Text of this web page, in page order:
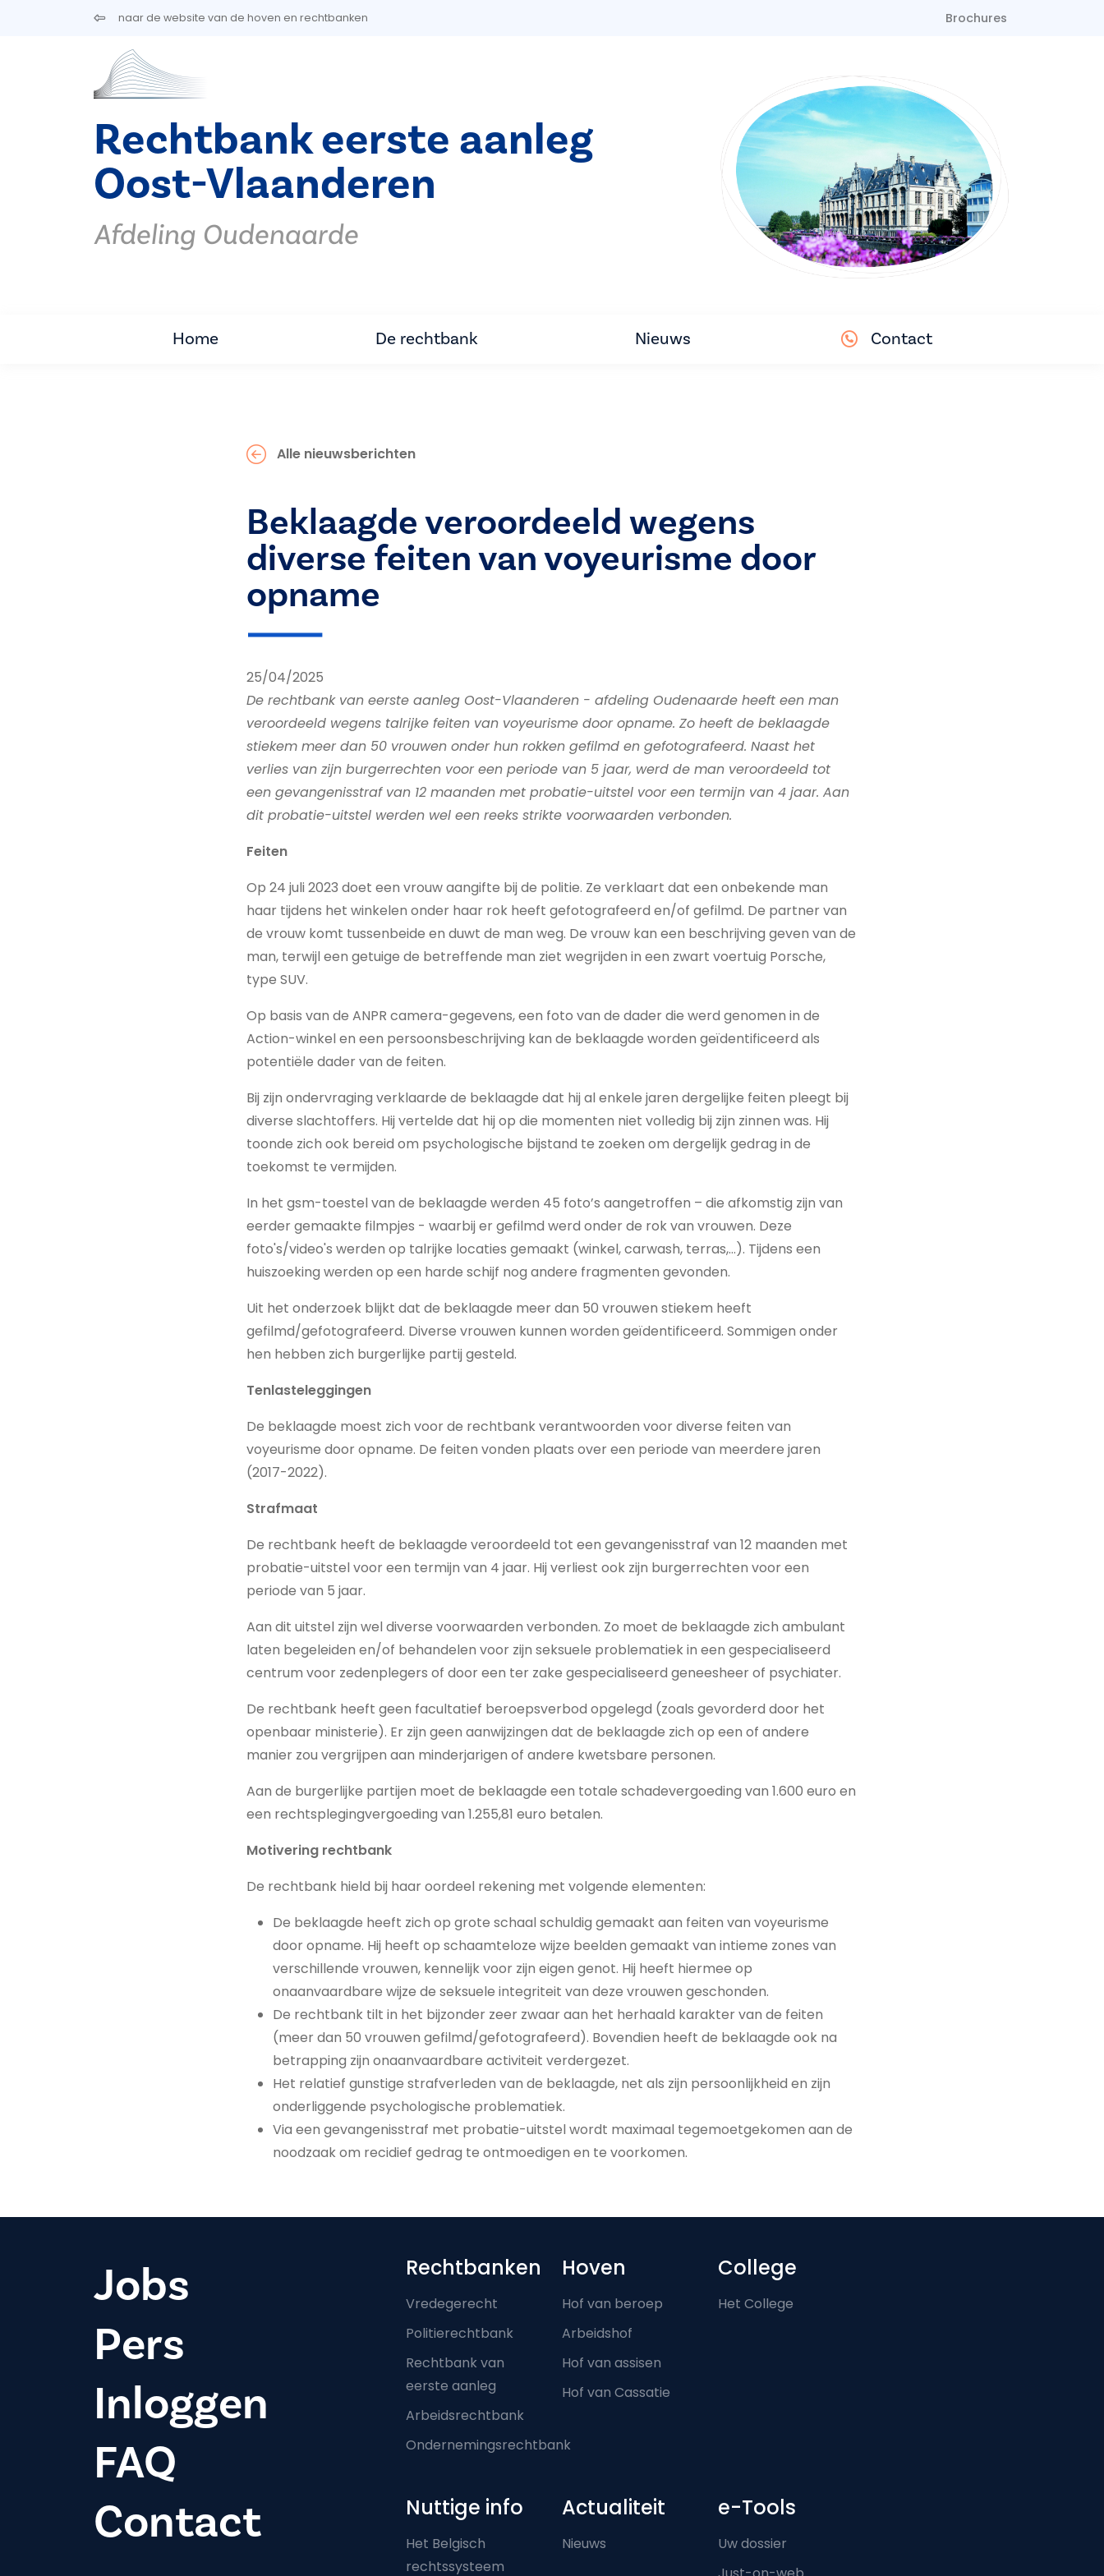
Overslaan en naar de inhoud gaannaar de website van de hoven en rechtbanken Brochures
Rechtbank eerste aanleg
Oost-Vlaanderen
Afdeling Oudenaarde
Home De rechtbank Nieuws Contact
Alle nieuwsberichten
Beklaagde veroordeeld wegens
diverse feiten van voyeurisme door
opname
25/04/2025
De rechtbank van eerste aanleg Oost-Vlaanderen - afdeling Oudenaarde heeft een man
veroordeeld wegens talrijke feiten van voyeurisme door opname. Zo heeft de beklaagde
stiekem meer dan 50 vrouwen onder hun rokken gefilmd en gefotografeerd. Naast het
verlies van zijn burgerrechten voor een periode van 5 jaar, werd de man veroordeeld tot
een gevangenisstraf van 12 maanden met probatie-uitstel voor een termijn van 4 jaar. Aan
dit probatie-uitstel werden wel een reeks strikte voorwaarden verbonden.
Feiten
Op 24 juli 2023 doet een vrouw aangifte bij de politie. Ze verklaart dat een onbekende man
haar tijdens het winkelen onder haar rok heeft gefotografeerd en/of gefilmd. De partner van
de vrouw komt tussenbeide en duwt de man weg. De vrouw kan een beschrijving geven van de
man, terwijl een getuige de betreffende man ziet wegrijden in een zwart voertuig Porsche,
type SUV.
Op basis van de ANPR camera-gegevens, een foto van de dader die werd genomen in de
Action-winkel en een persoonsbeschrijving kan de beklaagde worden geïdentificeerd als
potentiële dader van de feiten.
Bij zijn ondervraging verklaarde de beklaagde dat hij al enkele jaren dergelijke feiten pleegt bij
diverse slachtoffers. Hij vertelde dat hij op die momenten niet volledig bij zijn zinnen was. Hij
toonde zich ook bereid om psychologische bijstand te zoeken om dergelijk gedrag in de
toekomst te vermijden.
In het gsm-toestel van de beklaagde werden 45 foto’s aangetroffen – die afkomstig zijn van
eerder gemaakte filmpjes - waarbij er gefilmd werd onder de rok van vrouwen. Deze
foto's/video's werden op talrijke locaties gemaakt (winkel, carwash, terras,…). Tijdens een
huiszoeking werden op een harde schijf nog andere fragmenten gevonden.
Uit het onderzoek blijkt dat de beklaagde meer dan 50 vrouwen stiekem heeft
gefilmd/gefotografeerd. Diverse vrouwen kunnen worden geïdentificeerd. Sommigen onder
hen hebben zich burgerlijke partij gesteld.
Tenlasteleggingen
De beklaagde moest zich voor de rechtbank verantwoorden voor diverse feiten van
voyeurisme door opname. De feiten vonden plaats over een periode van meerdere jaren
(2017-2022).
Strafmaat
De rechtbank heeft de beklaagde veroordeeld tot een gevangenisstraf van 12 maanden met
probatie-uitstel voor een termijn van 4 jaar. Hij verliest ook zijn burgerrechten voor een
periode van 5 jaar.
Aan dit uitstel zijn wel diverse voorwaarden verbonden. Zo moet de beklaagde zich ambulant
laten begeleiden en/of behandelen voor zijn seksuele problematiek in een gespecialiseerd
centrum voor zedenplegers of door een ter zake gespecialiseerd geneesheer of psychiater.
De rechtbank heeft geen facultatief beroepsverbod opgelegd (zoals gevorderd door het
openbaar ministerie). Er zijn geen aanwijzingen dat de beklaagde zich op een of andere
manier zou vergrijpen aan minderjarigen of andere kwetsbare personen.
Aan de burgerlijke partijen moet de beklaagde een totale schadevergoeding van 1.600 euro en
een rechtsplegingvergoeding van 1.255,81 euro betalen.
Motivering rechtbank
De rechtbank hield bij haar oordeel rekening met volgende elementen:
De beklaagde heeft zich op grote schaal schuldig gemaakt aan feiten van voyeurisme
door opname. Hij heeft op schaamteloze wijze beelden gemaakt van intieme zones van
verschillende vrouwen, kennelijk voor zijn eigen genot. Hij heeft hiermee op
onaanvaardbare wijze de seksuele integriteit van deze vrouwen geschonden.
De rechtbank tilt in het bijzonder zeer zwaar aan het herhaald karakter van de feiten
(meer dan 50 vrouwen gefilmd/gefotografeerd). Bovendien heeft de beklaagde ook na
betrapping zijn onaanvaardbare activiteit verdergezet.
Het relatief gunstige strafverleden van de beklaagde, net als zijn persoonlijkheid en zijn
onderliggende psychologische problematiek.
Via een gevangenisstraf met probatie-uitstel wordt maximaal tegemoetgekomen aan de
noodzaak om recidief gedrag te ontmoedigen en te voorkomen.
Jobs
Pers
Inloggen
FAQ
Contact
Footer-menu
Rechtbanken
Vredegerecht
Politierechtbank
Rechtbank van
eerste aanleg
Arbeidsrechtbank
Ondernemingsrechtbank
Hoven
Hof van beroep
Arbeidshof
Hof van assisen
Hof van Cassatie
College
Het College
Nuttige info
Het Belgisch
rechtssysteem
Actualiteit
Nieuws
e-Tools
Uw dossier